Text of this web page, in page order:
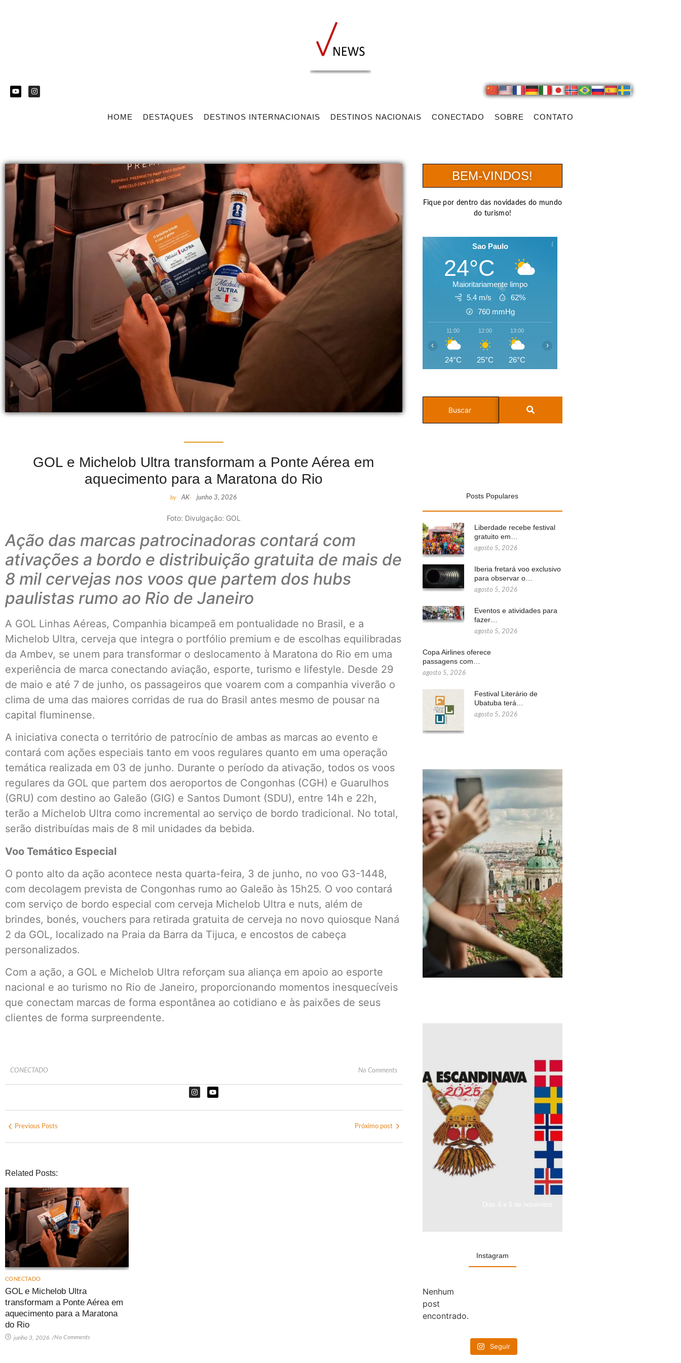
HOME DESTAQUES DESTINOS INTERNACIONAIS DESTINOS NACIONAIS CONECTADO SOBRE CONTATO
GOL e Michelob Ultra transformam a Ponte Aérea em
aquecimento para a Maratona do Rio
by AK- junho 3, 2026
Foto: Divulgação: GOL
Ação das marcas patrocinadoras contará com
ativações a bordo e distribuição gratuita de mais de
8 mil cervejas nos voos que partem dos hubs
paulistas rumo ao Rio de Janeiro
A GOL Linhas Aéreas, Companhia bicampeã em pontualidade no Brasil, e a
Michelob Ultra, cerveja que integra o portfólio premium e de escolhas equilibradas
da Ambev, se unem para transformar o deslocamento à Maratona do Rio em uma
experiência de marca conectando aviação, esporte, turismo e lifestyle. Desde 29
de maio e até 7 de junho, os passageiros que voarem com a companhia viverão o
clima de uma das maiores corridas de rua do Brasil antes mesmo de pousar na
capital fluminense.
A iniciativa conecta o território de patrocínio de ambas as marcas ao evento e
contará com ações especiais tanto em voos regulares quanto em uma operação
temática realizada em 03 de junho. Durante o período da ativação, todos os voos
regulares da GOL que partem dos aeroportos de Congonhas (CGH) e Guarulhos
(GRU) com destino ao Galeão (GIG) e Santos Dumont (SDU), entre 14h e 22h,
terão a Michelob Ultra como incremental ao serviço de bordo tradicional. No total,
serão distribuídas mais de 8 mil unidades da bebida.
Voo Temático Especial
O ponto alto da ação acontece nesta quarta-feira, 3 de junho, no voo G3-1448,
com decolagem prevista de Congonhas rumo ao Galeão às 15h25. O voo contará
com serviço de bordo especial com cerveja Michelob Ultra e nuts, além de
brindes, bonés, vouchers para retirada gratuita de cerveja no novo quiosque Naná
2 da GOL, localizado na Praia da Barra da Tijuca, e encostos de cabeça
personalizados.
Com a ação, a GOL e Michelob Ultra reforçam sua aliança em apoio ao esporte
nacional e ao turismo no Rio de Janeiro, proporcionando momentos inesquecíveis
que conectam marcas de forma espontânea ao cotidiano e às paixões de seus
clientes de forma surpreendente.
CONECTADO No Comments
Previous Posts Próximo post
Related Posts:
CONECTADO
GOL e Michelob Ultra
transformam a Ponte Aérea em
aquecimento para a Maratona
do Rio
junho 3, 2026 /No Comments
BEM-VINDOS!
Fique por dentro das novidades do mundo
do turismo!
Sao Paulo
24°C
Maioritariamente limpo
5.4 m/s
62%
760 mmHg
11:00
24°C
12:00
25°C
13:00
26°C
‹ ›
Posts Populares
Liberdade recebe festival
gratuito em…
agosto 5, 2026
Iberia fretará voo exclusivo
para observar o…
agosto 5, 2026
Eventos e atividades para
fazer…
agosto 5, 2026
Copa Airlines oferece
passagens com…
agosto 5, 2026
Festival Literário de
Ubatuba terá…
agosto 5, 2026
Instagram
Nenhum
post
encontrado.
Seguir